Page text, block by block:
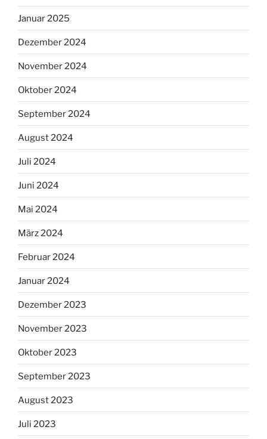
Januar 2025
Dezember 2024
November 2024
Oktober 2024
September 2024
August 2024
Juli 2024
Juni 2024
Mai 2024
März 2024
Februar 2024
Januar 2024
Dezember 2023
November 2023
Oktober 2023
September 2023
August 2023
Juli 2023